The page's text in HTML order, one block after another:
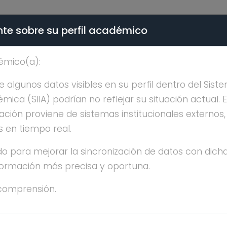
- PÚBLICO
INES FRAIRE
sobre su perfil académico
algunos datos visibles en su perfil dentro del
(SIIA) podrían no reflejar su situación actual.
proviene de sistemas institucionales
en tiempo real.
para mejorar la sincronización de datos con
más precisa y oportuna.